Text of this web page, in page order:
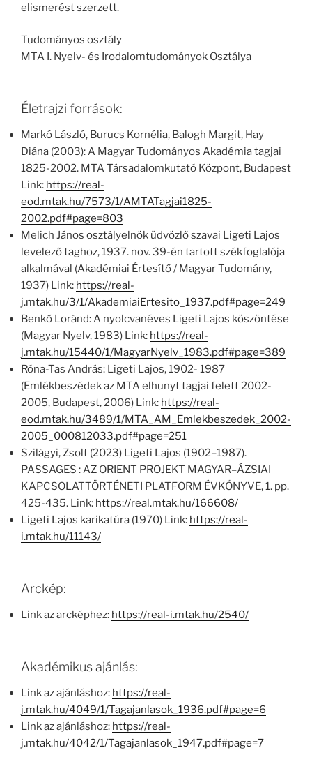
elismerést szerzett.
Tudományos osztály
MTA I. Nyelv- és Irodalomtudományok Osztálya
Életrajzi források:
Markó László, Burucs Kornélia, Balogh Margit, Hay
Diána (2003): A Magyar Tudományos Akadémia tagjai
1825-2002. MTA Társadalomkutató Központ, Budapest
Link: https://real-
eod.mtak.hu/7573/1/AMTATagjai1825-
2002.pdf#page=803
Melich János osztályelnök üdvözlő szavai Ligeti Lajos
levelező taghoz, 1937. nov. 39-én tartott székfoglalója
alkalmával (Akadémiai Értesítő / Magyar Tudomány,
1937) Link: https://real-
j.mtak.hu/3/1/AkademiaiErtesito_1937.pdf#page=249
Benkő Loránd: A nyolcvanéves Ligeti Lajos köszöntése
(Magyar Nyelv, 1983) Link: https://real-
j.mtak.hu/15440/1/MagyarNyelv_1983.pdf#page=389
Róna-Tas András: Ligeti Lajos, 1902- 1987
(Emlékbeszédek az MTA elhunyt tagjai felett 2002-
2005, Budapest, 2006) Link: https://real-
eod.mtak.hu/3489/1/MTA_AM_Emlekbeszedek_2002-
2005_000812033.pdf#page=251
Szilágyi, Zsolt (2023) Ligeti Lajos (1902–1987).
PASSAGES : AZ ORIENT PROJEKT MAGYAR–ÁZSIAI
KAPCSOLATTÖRTÉNETI PLATFORM ÉVKÖNYVE, 1. pp.
425-435. Link: https://real.mtak.hu/166608/
Ligeti Lajos karikatúra (1970) Link: https://real-
i.mtak.hu/11143/
Arckép:
Link az arcképhez: https://real-i.mtak.hu/2540/
Akadémikus ajánlás:
Link az ajánláshoz: https://real-
j.mtak.hu/4049/1/Tagajanlasok_1936.pdf#page=6
Link az ajánláshoz: https://real-
j.mtak.hu/4042/1/Tagajanlasok_1947.pdf#page=7